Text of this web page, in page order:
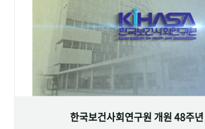
한국보건사회연구원 개원 48주